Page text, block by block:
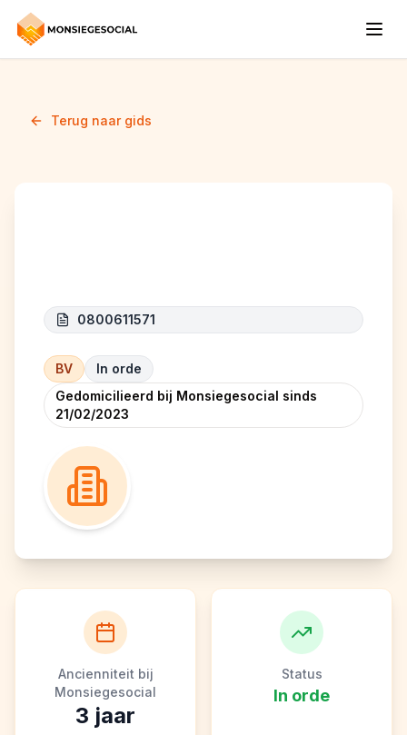
Terug naar gids
0800611571
BV
In orde
Gedomicilieerd bij Monsiegesocial sinds
21/02/2023
Ancienniteit bij
Monsiegesocial
3 jaar
Status
In orde